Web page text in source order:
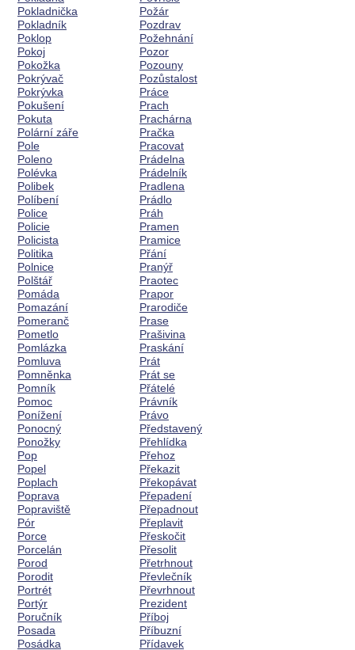
Pokladnička
Pokladník
Poklop
Pokoj
Pokožka
Pokrývač
Pokrývka
Pokušení
Pokuta
Polární záře
Pole
Poleno
Polévka
Polibek
Políbení
Police
Policie
Policista
Politika
Polnice
Polštář
Pomáda
Pomazání
Pomeranč
Pometlo
Pomlázka
Pomluva
Pomněnka
Pomník
Pomoc
Ponížení
Ponocný
Ponožky
Pop
Popel
Poplach
Poprava
Popraviště
Pór
Porce
Porcelán
Porod
Porodit
Portrét
Portýr
Poručník
Posada
Posádka
Požár
Pozdrav
Požehnání
Pozor
Pozouny
Pozůstalost
Práce
Prach
Prachárna
Pračka
Pracovat
Prádelna
Prádelník
Pradlena
Prádlo
Práh
Pramen
Pramice
Přání
Pranýř
Praotec
Prapor
Prarodiče
Prase
Prašivina
Praskání
Prát
Prát se
Přátelé
Právník
Právo
Představený
Přehlídka
Přehoz
Překazit
Překopávat
Přepadení
Přepadnout
Přeplavit
Přeskočit
Přesolit
Přetrhnout
Převlečník
Převrhnout
Prezident
Příboj
Příbuzní
Přídavek